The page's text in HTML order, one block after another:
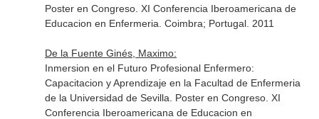
Poster en Congreso. XI Conferencia Iberoamericana de
Educacion en Enfermeria. Coimbra; Portugal. 2011
De la Fuente Ginés, Maximo:
Inmersion en el Futuro Profesional Enfermero:
Capacitacion y Aprendizaje en la Facultad de Enfermeria
de la Universidad de Sevilla. Poster en Congreso. XI
Conferencia Iberoamericana de Educacion en